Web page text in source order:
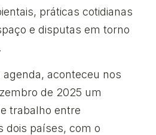
práticas cotidianas
e disputas em torno
aconteceu nos
de 2025 um
trabalho entre
dois países, com o